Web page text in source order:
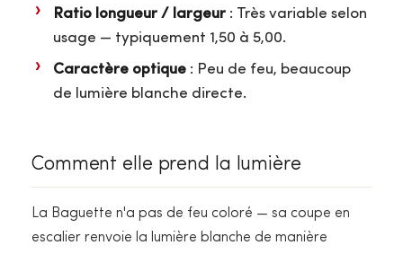
Ratio longueur / largeur : Très variable selon
usage — typiquement 1,50 à 5,00.
Caractère optique : Peu de feu, beaucoup
de lumière blanche directe.
Comment elle prend la lumière
La Baguette n'a pas de feu coloré — sa coupe en
escalier renvoie la lumière blanche de manière